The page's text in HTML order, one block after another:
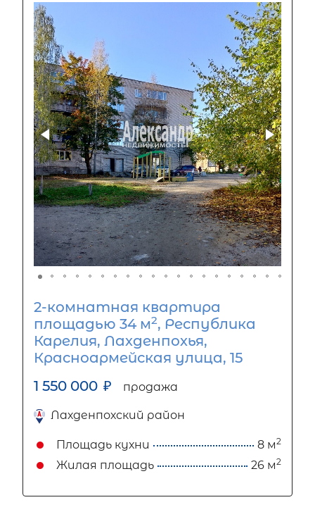
2-комнатная квартира
площадью 34 м2, Республика
Карелия, Лахденпохья,
Красноармейская улица, 15
1 550 000 ₽ продажа
Лахденпохский район
Площадь кухни 8 м2
Жилая площадь 26 м2